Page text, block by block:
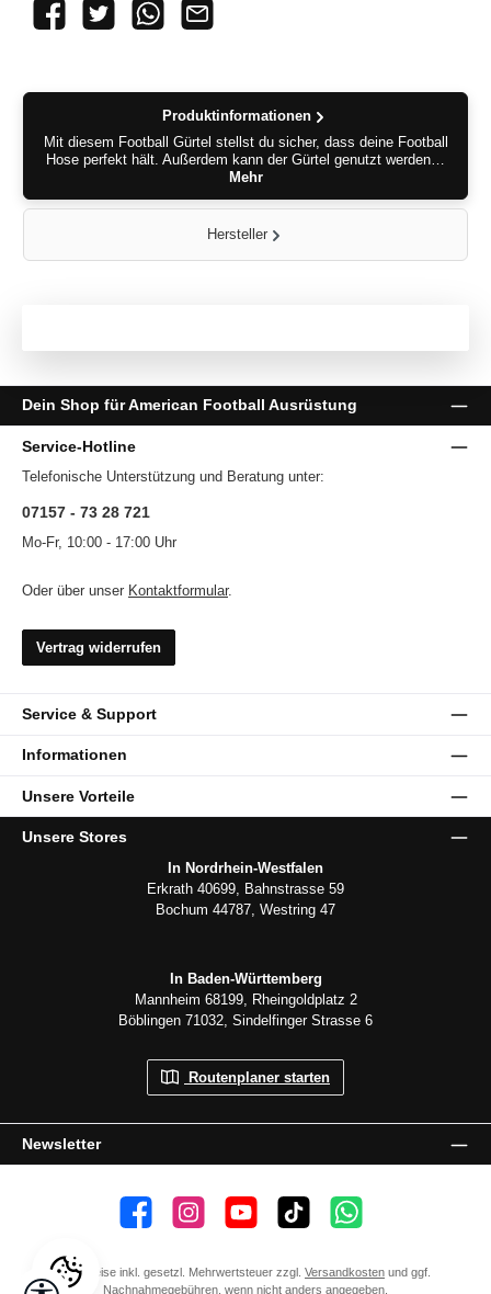
Produktinformationen
Mit diesem Football Gürtel stellst du sicher, dass deine Football
Hose perfekt hält. Außerdem kann der Gürtel genutzt werden…
Mehr
Hersteller
Dein Shop für American Football Ausrüstung
Service-Hotline
Telefonische Unterstützung und Beratung unter:
07157 - 73 28 721
Mo-Fr, 10:00 - 17:00 Uhr
Oder über unser Kontaktformular.
Vertrag widerrufen
Service & Support
Informationen
Unsere Vorteile
Newsletter
Unsere Stores
In Nordrhein-Westfalen
Erkrath 40699, Bahnstrasse 59
Bochum 44787, Westring 47
In Baden-Württemberg
Mannheim 68199, Rheingoldplatz 2
Böblingen 71032, Sindelfinger Strasse 6
Routenplaner starten
👍 4.500 Gefällt mir📸 38.000 Follower📺 20 Abonnenten🎵1.800 FollowerKanal abonnieren
Alle Preise inkl. gesetzl. Mehrwertsteuer zzgl. Versandkosten und ggf.
Nachnahmegebühren, wenn nicht anders angegeben.
Werkzeugleiste anzeigen